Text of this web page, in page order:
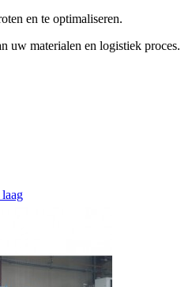
en te optimaliseren.
uw materialen en logistiek proces.